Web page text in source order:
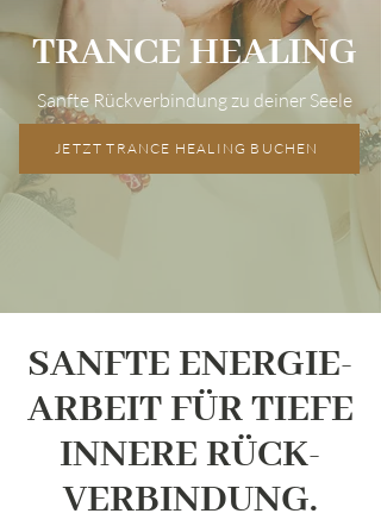
TRANCE HEALING
Sanfte Rückverbindung zu deiner Seele
JETZT TRANCE HEALING BUCHEN
SANFTE ENERGIE-
ARBEIT FÜR TIEFE
INNERE RÜCK-
VERBINDUNG.